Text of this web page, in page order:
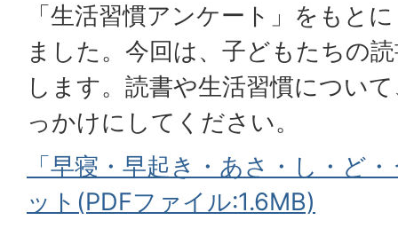
「生活習慣アンケート」をもと
ました。今回は、子どもたちの
します。読書や生活習慣につい
っかけにしてください。
「早寝・早起き・あさ・し・ど
ット(PDFファイル:1.6MB)